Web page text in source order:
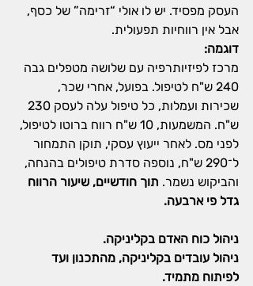
העסק מפסיד. יש לו אולי “זרימה” של כסף,
אבל אין רווחיות תפעולית.
דוגמה:
מרכז לפיזיותרפיה עם שלושה מטפלים גבה
240 ש"ח לטיפול. בפועל, אחרי שכר,
ש"ח. המשמעות, 10 ש"ח רווח ברוטו לטיפול,
לפני מס. לאחר ייעוץ עסקי, תוקן התמחור
ל־290 ש"ח, נוספה סדרת טיפולים בהנחה,
והביקוש נשמר. תוך חודשיים, שיעור הרווח
גדל פי ארבעה.
ניהול כוח האדם בקליניקה.
ניהול עובדים בקליניקה, מהתכנון ועד
לפיתוח מתמיד.